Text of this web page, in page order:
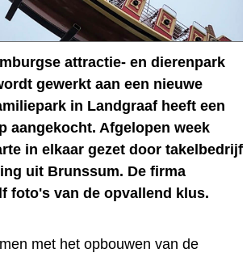
attractie- en dierenpark
gewerkt aan een nieuwe
in Landgraaf heeft een
aangekocht. Afgelopen week
in elkaar gezet door takelbedrijf
uit Brunssum. De firma
foto's van de opvallend klus.
met het opbouwen van de